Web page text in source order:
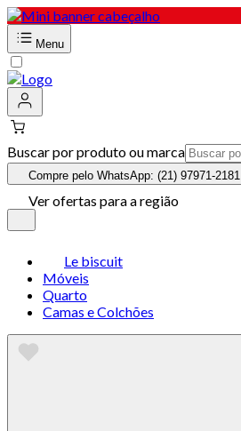
Menu
Buscar por produto ou marca
Compre pelo WhatsApp: (21) 97971-2181
Ver ofertas para a região
Le biscuit
Móveis
Quarto
Camas e Colchões